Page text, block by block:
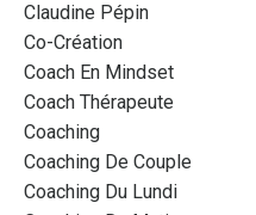
Claudine Pépin
Co-Création
Coach En Mindset
Coach Thérapeute
Coaching
Coaching De Couple
Coaching Du Lundi